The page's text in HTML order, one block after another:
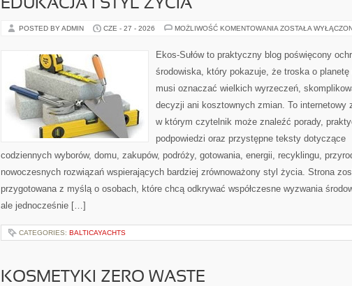
EDUKACJA I STYL ŻYCIA
POSTED BY ADMIN CZE - 27 - 2026 MOŻLIWOŚĆ KOMENTOWANIA EDUKACJA
ŻYCIA
ZOSTAŁA
Ekos-Sułów to praktyczny blog poświęcony
środowiska, który pokazuje, że troska o planetę
musi oznaczać wielkich wyrzeczeń,
decyzji ani kosztownych zmian. To internetowy
w którym czytelnik może znaleźć porady,
podpowiedzi oraz przystępne teksty dotyczące
codziennych wyborów, domu, zakupów, podróży, gotowania, energii, recyklingu,
nowoczesnych rozwiązań wspierających bardziej zrównoważony styl życia. Strona
przygotowana z myślą o osobach, które chcą odkrywać współczesne wyzwania
ale jednocześnie […]
CATEGORIES: BALTICAYACHTS
KOSMETYKI ZERO WASTE